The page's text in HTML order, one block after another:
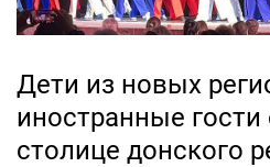
Дети из новых
иностранные гости
столице донского